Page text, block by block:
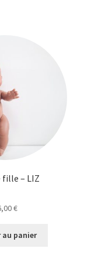
fille – LIZ
€
panier